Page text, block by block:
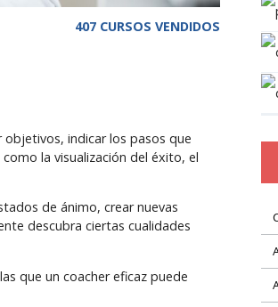
407 CURSOS VENDIDOS
indicar los pasos que
la visualización del éxito, el
de ánimo, crear nuevas
descubra ciertas cualidades
que un coacher eficaz puede